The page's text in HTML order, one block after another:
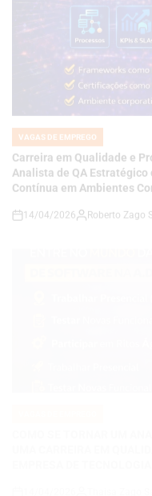
VAGAS DE EMPREGO
Carreira em Qualidade e
Analista de QA
Contínua em Ambientes
on
14/04/2026 Roberto Zago